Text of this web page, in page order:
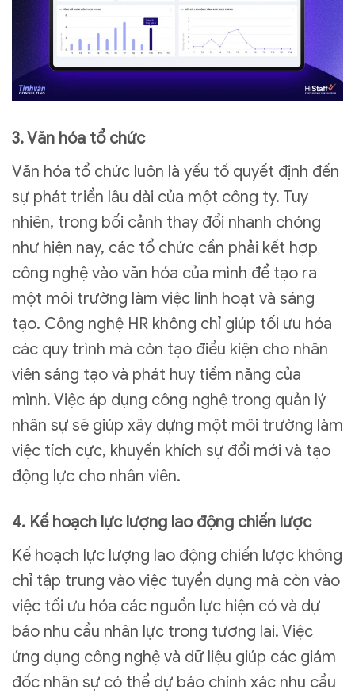
3. Văn hóa tổ chức
Văn hóa tổ chức luôn là yếu tố quyết định đến
sự phát triển lâu dài của một công ty. Tuy
nhiên, trong bối cảnh thay đổi nhanh chóng
như hiện nay, các tổ chức cần phải kết hợp
công nghệ vào văn hóa của mình để tạo ra
một môi trường làm việc linh hoạt và sáng
tạo. Công nghệ HR không chỉ giúp tối ưu hóa
các quy trình mà còn tạo điều kiện cho nhân
viên sáng tạo và phát huy tiềm năng của
mình. Việc áp dụng công nghệ trong quản lý
nhân sự sẽ giúp xây dựng một môi trường làm
việc tích cực, khuyến khích sự đổi mới và tạo
động lực cho nhân viên.
4. Kế hoạch lực lượng lao động chiến lược
Kế hoạch lực lượng lao động chiến lược không
chỉ tập trung vào việc tuyển dụng mà còn vào
việc tối ưu hóa các nguồn lực hiện có và dự
báo nhu cầu nhân lực trong tương lai. Việc
ứng dụng công nghệ và dữ liệu giúp các giám
đốc nhân sự có thể dự báo chính xác nhu cầu